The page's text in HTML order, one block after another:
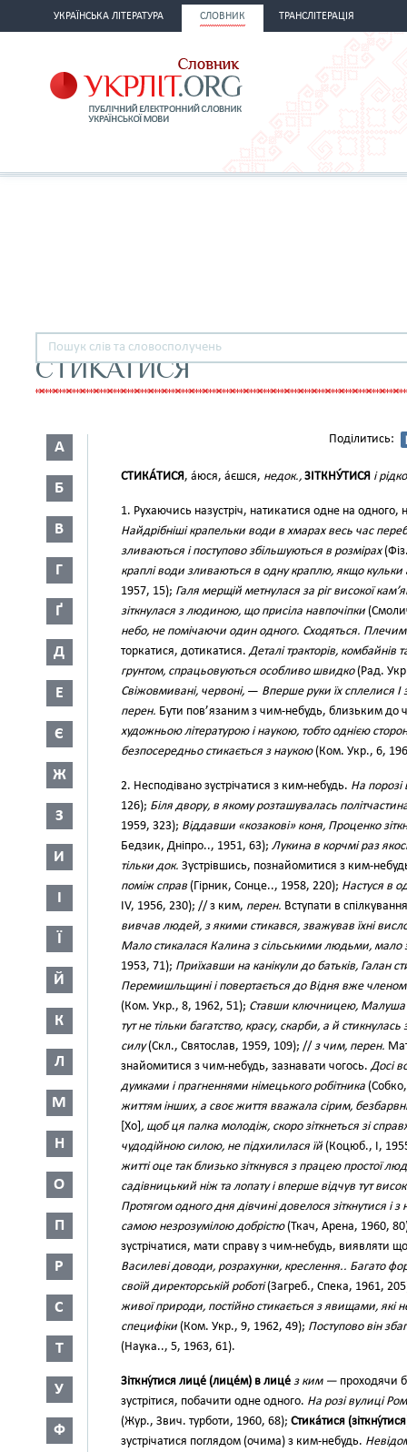
УКРАЇНСЬКА ЛІТЕРАТУРА СЛОВНИК ТРАНСЛІТЕРАЦІЯ
СТИКАТИСЯ
А
Б
В
Г
Ґ
Д
Е
Є
Ж
З
И
І
Ї
Й
К
Л
М
Н
О
П
Р
С
Т
У
Ф
Поділитись:
СТИКА́ТИСЯ, а́юся, а́єшся, недок., ЗІТКНУ́ТИСЯ і рідко
1. Рухаючись назустріч, натикатися одне на
Найдрібніші крапельки води в хмарах весь час
зливаються і поступово збільшуються в розмірах
краплі води зливаються в одну краплю, якщо
1957, 15); Галя мерщій метнулася за ріг високої
зіткнулася з людиною, що присіла навпочіпки
небо, не помічаючи один одного. Сходяться.
торкатися, дотикатися.Деталі тракторів,
грунтом, спрацьовуються особливо швидко(Рад.
Свіжовмивані, червоні, — Вперше руки їх сплелися І
перен. Бути пов’язаним з чим-небудь, близьким до
художньою літературою і наукою, тобто однією
безпосередньо стикається з наукою(Ком. Укр., 6,
2. Несподівано зустрічатися з ким-небудь. На порозі
126); Біля двору, в якому розташувалась
1959, 323); Віддавши «козакові» коня, Проценко
Бедзик, Дніпро.., 1951, 63); Лукина в корчмі раз
тільки док. Зустрівшись, познайомитися з ким-
поміж справ (Гірник, Сонце.., 1958, 220); Настуся в
IV, 1956, 230); // з ким, перен. Вступати в
вивчав людей, з якими стикався, зважував їхні
Мало стикалася Калина з сільськими людьми, мало
1953, 71); Приїхавши на канікули до батьків, Галан
Перемишльщині і повертається до Відня вже членом
(Ком. Укр., 8, 1962, 51); Ставши ключницею, Малуша
тут не тільки багатство, красу, скарби, а й
силу(Скл., Святослав, 1959, 109); // з чим, перен.
знайомитися з чим-небудь, зазнавати чогось.Досі
думками і прагненнями німецького робітника
життям інших, а своє життя вважала сірим,
[Хо] , щоб ця палка молодіж, скоро зіткнеться зі
чудодійною силою, не підхилилася їй (Коцюб., І,
житті оце так близько зіткнувся з працею простої
садівницький ніж та лопату і вперше відчув тут
Протягом одного дня дівчині довелося зіткнутися і з
самою незрозумілою добрістю(Ткач, Арена, 1960,
зустрічатися, мати справу з чим-небудь, виявляти
Василеві доводи, розрахунки, креслення.. Багато
своїй директорській роботі(Загреб., Спека, 1961,
живої природи, постійно стикається з явищами, які
специфіки (Ком. Укр., 9, 1962, 49); Поступово він
(Наука.., 5, 1963, 61).
Зіткну́тися лице́ (лице́м) в лице́ з ким — проходячи
зустрітися, побачити одне одного. На розі вулиці
(Жур., Звич. турботи, 1960, 68); Стика́тися
зустрічатися поглядом (очима) з ким-небудь.